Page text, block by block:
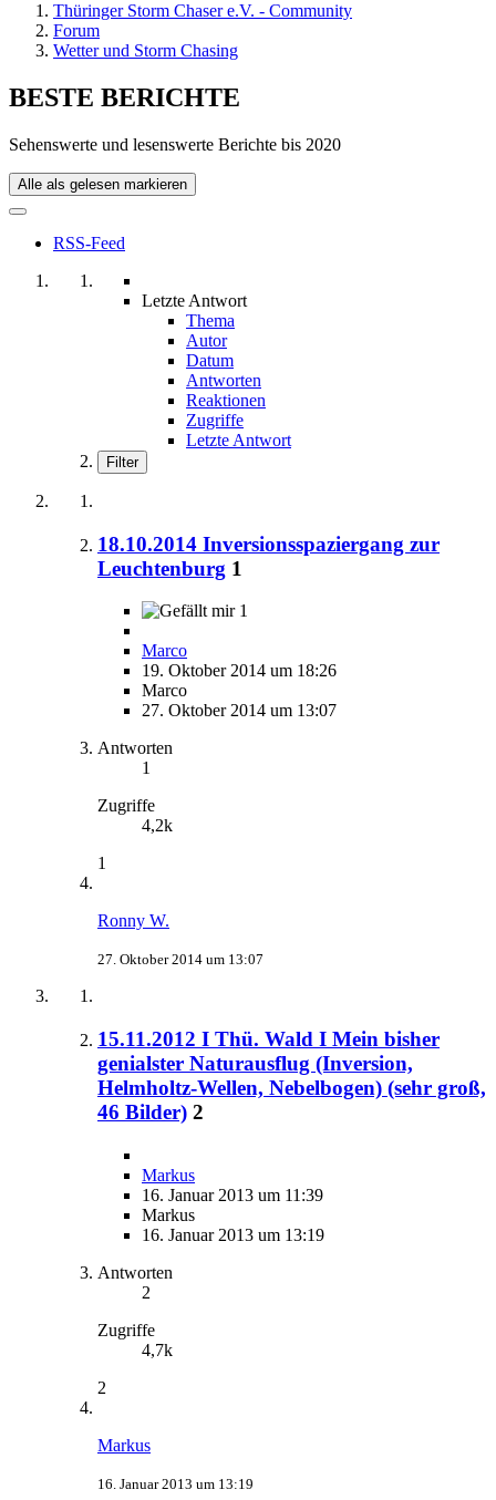
Thüringer Storm Chaser e.V. - Community
Forum
Wetter und Storm Chasing
BESTE BERICHTE
Sehenswerte und lesenswerte Berichte bis 2020
Alle als gelesen markieren
RSS-Feed
Letzte Antwort
Thema
Autor
Datum
Antworten
Reaktionen
Zugriffe
Letzte Antwort
Filter
18.10.2014 Inversionsspaziergang zur
Leuchtenburg 1
1
Marco
19. Oktober 2014 um 18:26
Marco
27. Oktober 2014 um 13:07
Antworten
1
Zugriffe
4,2k
1
Ronny W.
27. Oktober 2014 um 13:07
15.11.2012 I Thü. Wald I Mein bisher
genialster Naturausflug (Inversion,
Helmholtz-Wellen, Nebelbogen) (sehr groß,
46 Bilder) 2
Markus
16. Januar 2013 um 11:39
Markus
16. Januar 2013 um 13:19
Antworten
2
Zugriffe
4,7k
2
Markus
16. Januar 2013 um 13:19